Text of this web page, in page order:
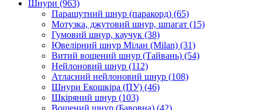
Шнури (963)
Парашутний шнур (паракорд) (65)
Мотузка, джутовий шнур, шпагат (15)
Гумовий шнур, каучук (38)
Ювелірний шнур Мілан (Milan) (31)
Витий вощений шнур (Тайвань) (54)
Нейлоновий шнур (112)
Атласний нейлоновий шнур (108)
Шнури Екошкіра (ПУ) (46)
Шкіряний шнур (103)
Вощений шнур (Бавовна) (42)